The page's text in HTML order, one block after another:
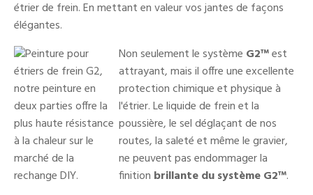
étrier de frein. En mettant en valeur vos jantes de façons
élégantes.
Non seulement le système G2™est
attrayant, mais il offre une excellente
protection chimique et physique à
l'étrier. Le liquide de frein et la
poussière, le sel déglaçant de nos
routes, la saleté et même le gravier,
ne peuvent pas endommager la
finition brillante du systèmeG2™.